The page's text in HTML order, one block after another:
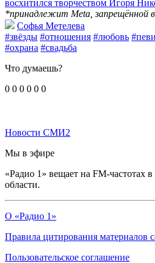
восхитился творчеством Игоря
*принадлежит Meta, запрещённой
Софья Метелева
#звёзды #отношения #любовь
#охрана #свадьба
Что думаешь?
0 0 0 0 0 0
Новости СМИ2
Мы в эфире
«Радио 1» вещает на FM-частотах
области.
О «Радио 1»
Правила цитирования материалов
Пользовательское соглашение